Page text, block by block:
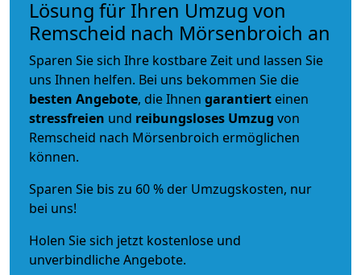
Lösung für Ihren Umzug von
Remscheid nach Mörsenbroich an
Sparen Sie sich Ihre kostbare Zeit und lassen Sie
uns Ihnen helfen. Bei uns bekommen Sie die
besten Angebote, die Ihnen garantiert einen
stressfreien und reibungsloses Umzug von
Remscheid nach Mörsenbroich ermöglichen
können.
Sparen Sie bis zu 60 % der Umzugskosten, nur
bei uns!
Holen Sie sich jetzt kostenlose und
unverbindliche Angebote.